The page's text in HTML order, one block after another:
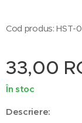
Cod produs: HST-
33,00
În stoc
Descriere: